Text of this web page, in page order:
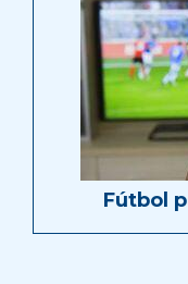
Fútbol